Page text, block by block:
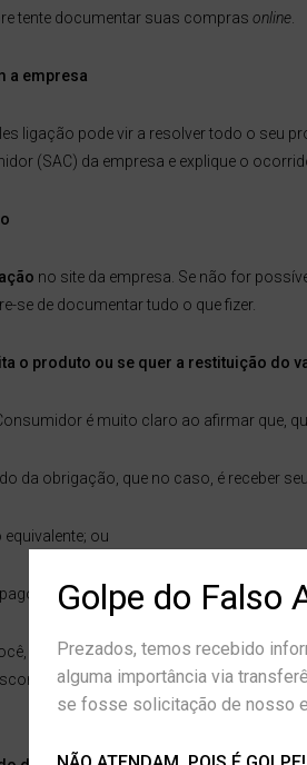
tente documentar suas compras online
a empresa
ligação pode vir a resolver todo o seu
(SAC) da empresa e explique o
no site da empresa. Se não for
se de documentar tudo o que fizer.
o produto ou se quer a restituição do
é muito claro ao afirmar que,
da obrigação, que no caso, é receber
ou
pelo produto.
consumidor, quem decide a solução
para futuras compras na loja,
Golpe do Falso
Prezados, temos recebido
alguma importância via
se fosse solicitação de nosso